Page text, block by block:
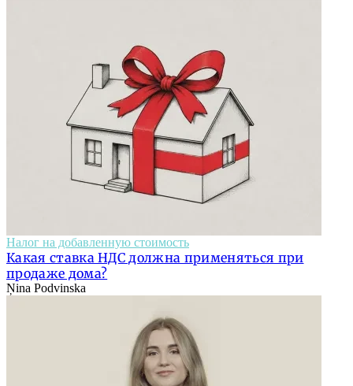
Налог на добавленную стоимость
Какая ставка НДС должна применяться при
продаже дома?
Ņina Podvinska